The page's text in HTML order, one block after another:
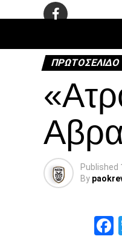
ΠΡΩΤΟΣΈΛΙΔΟ
Published
By